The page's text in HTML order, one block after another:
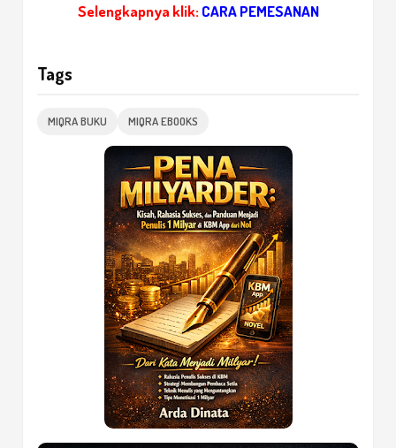
Selengkapnya klik: CARA PEMESANAN
Tags
MIQRA BUKU MIQRA EBOOKS